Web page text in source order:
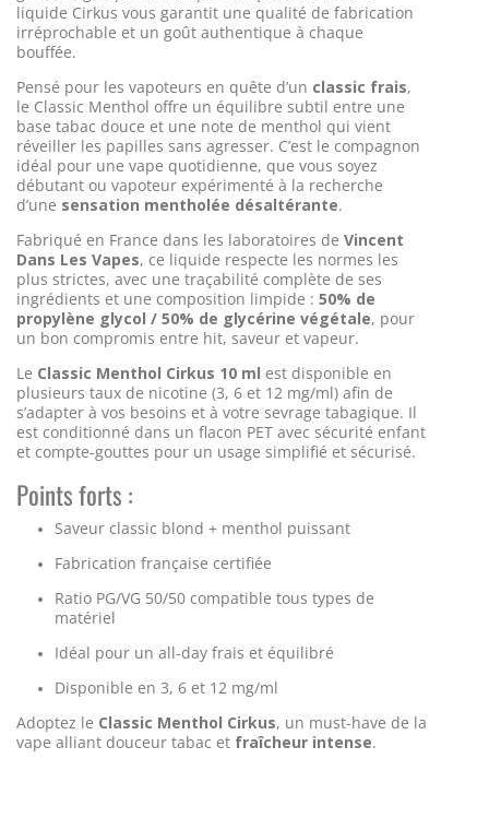
liquide Cirkus vous garantit une qualité de fabrication
irréprochable et un goût authentique à chaque
bouffée.
Pensé pour les vapoteurs en quête d’un classic frais,
le Classic Menthol offre un équilibre subtil entre une
base tabac douce et une note de menthol qui vient
réveiller les papilles sans agresser. C’est le compagnon
idéal pour une vape quotidienne, que vous soyez
débutant ou vapoteur expérimenté à la recherche
d’une sensation mentholée désaltérante.
Fabriqué en France dans les laboratoires de Vincent
Dans Les Vapes, ce liquide respecte les normes les
plus strictes, avec une traçabilité complète de ses
ingrédients et une composition limpide : 50% de
propylène glycol / 50% de glycérine végétale, pour
un bon compromis entre hit, saveur et vapeur.
Le Classic Menthol Cirkus 10 ml est disponible en
plusieurs taux de nicotine (3, 6 et 12 mg/ml) afin de
s’adapter à vos besoins et à votre sevrage tabagique. Il
est conditionné dans un flacon PET avec sécurité enfant
et compte-gouttes pour un usage simplifié et sécurisé.
Points forts :
Saveur classic blond + menthol puissant
Fabrication française certifiée
Ratio PG/VG 50/50 compatible tous types de
matériel
Idéal pour un all-day frais et équilibré
Disponible en 3, 6 et 12 mg/ml
Adoptez le Classic Menthol Cirkus, un must-have de la
vape alliant douceur tabac et fraîcheur intense.